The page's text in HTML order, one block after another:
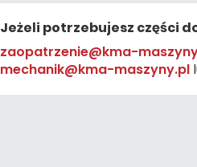
Jeżeli potrzebujesz części
zaopatrzenie@kma-
mechanik@kma-maszyny.pl